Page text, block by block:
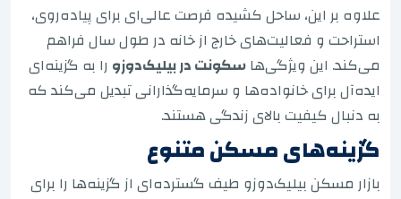
علاوه بر این، ساحل کشیده فرصت عالی‌ای برای پیاده‌روی،
استراحت و فعالیت‌های خارج از خانه در طول سال فراهم
می‌کند. این ویژگی‌هاسکونت در بیلیک‌دوزو را به گزینه‌ای
ایده‌آل برای خانواده‌ها و سرمایه‌گذارانی تبدیل می‌کند که
به دنبال کیفیت بالای زندگی هستند.
گزینه‌های مسکن متنوع
بازار مسکن بیلیک‌دوزو طیف گسترده‌ای از گزینه‌ها را برای